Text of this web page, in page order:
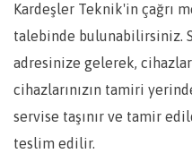
Kardeşler Teknik'in çağrı
talebinde bulunabilirsiniz.
adresinize gelerek,
cihazlarınızın tamiri
servise taşınır ve tamir
teslim edilir.